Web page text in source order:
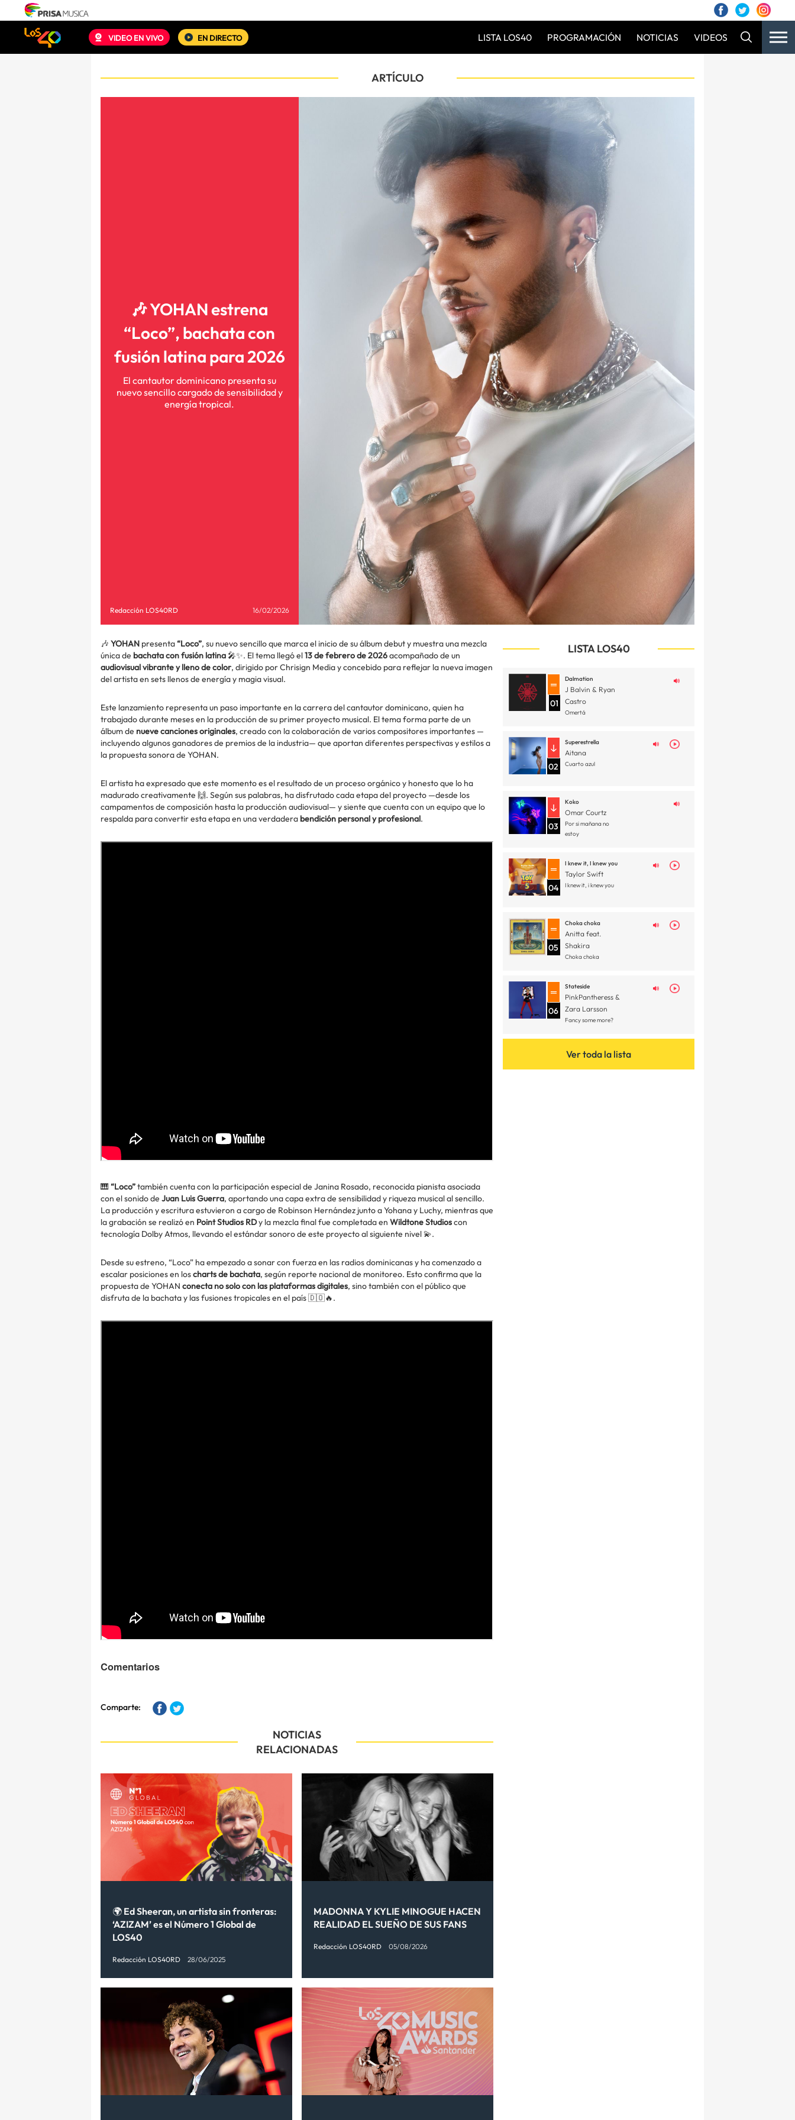
VIDEO EN VIVO EN DIRECTO LISTA LOS40 PROGRAMACIÓN NOTICIAS VIDEOS
ARTÍCULO
🎶 YOHAN estrena
“Loco”, bachata con
fusión latina para 2026
El cantautor dominicano presenta su
nuevo sencillo cargado de sensibilidad y
energía tropical.
Redacción LOS40RD 16/02/2026
🎶 YOHAN presenta“Loco”, su nuevo sencillo que marca el inicio de su álbum debut y muestra una mezcla
única de bachata con fusión latina 🎤✨. El tema llegó el13 de febrero de 2026acompañado de un
audiovisual vibrante y lleno de color, dirigido por Chrisign Media y concebido para reflejar la nueva imagen
del artista en sets llenos de energía y magia visual.
Este lanzamiento representa un paso importante en la carrera del cantautor dominicano, quien ha
trabajado durante meses en la producción de su primer proyecto musical. El tema forma parte de un
álbum de nueve canciones originales, creado con la colaboración de varios compositores importantes —
incluyendo algunos ganadores de premios de la industria— que aportan diferentes perspectivas y estilos a
la propuesta sonora de YOHAN.
El artista ha expresado que este momento es el resultado de un proceso orgánico y honesto que lo ha
madurado creativamente 🙌. Según sus palabras, ha disfrutado cada etapa del proyecto —desde los
campamentos de composición hasta la producción audiovisual— y siente que cuenta con un equipo que lo
respalda para convertir esta etapa en una verdadera bendición personal y profesional.
🎹 “Loco”también cuenta con la participación especial de Janina Rosado, reconocida pianista asociada
con el sonido de Juan Luis Guerra, aportando una capa extra de sensibilidad y riqueza musical al sencillo.
La producción y escritura estuvieron a cargo de Robinson Hernández junto a Yohana y Luchy, mientras que
la grabación se realizó en Point Studios RDy la mezcla final fue completada en Wildtone Studioscon
tecnología Dolby Atmos, llevando el estándar sonoro de este proyecto al siguiente nivel 💫.
Desde su estreno, “Loco” ha empezado a sonar con fuerza en las radios dominicanas y ha comenzado a
escalar posiciones en loscharts de bachata, según reporte nacional de monitoreo. Esto confirma que la
propuesta de YOHAN conecta no solo con las plataformas digitales, sino también con el público que
disfruta de la bachata y las fusiones tropicales en el país 🇩🇴🔥.
Comentarios
Comparte:
NOTICIAS
RELACIONADAS
🌍 Ed Sheeran, un artista sin fronteras:
‘AZIZAM’ es el Número 1 Global de
LOS40
Redacción LOS40RD 28/06/2025
MADONNA Y KYLIE MINOGUE HACEN
REALIDAD EL SUEÑO DE SUS FANS
Redacción LOS40RD 05/08/2026
LISTA LOS40
01
Dalmation
J Balvin & Ryan
Castro
Omertá
02
Superestrella
Aitana
Cuarto azul
03
Koko
Omar Courtz
Por si mañana no
estoy
04
I knew it, I knew you
Taylor Swift
I knew it, i knew you
05
Choka choka
Anitta feat.
Shakira
Choka choka
06
Stateside
PinkPantheress &
Zara Larsson
Fancy some more?
Ver toda la lista